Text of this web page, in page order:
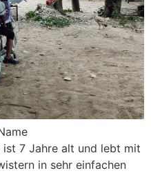
7 Jahre alt und lebt mit
in sehr einfachen